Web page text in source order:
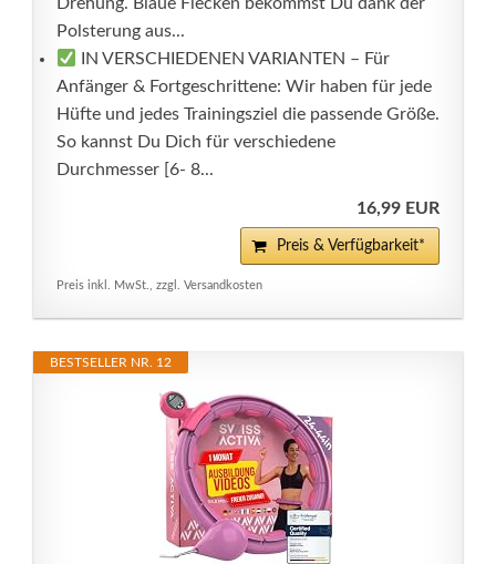
Polsterung aus...
IN VERSCHIEDENEN VARIANTEN – Für
Anfänger & Fortgeschrittene: Wir haben für jede
Hüfte und jedes Trainingsziel die passende Größe.
So kannst Du Dich für verschiedene
Durchmesser [6- 8...
16,99 EUR
Preis & Verfügbarkeit*
Preis inkl. MwSt., zzgl. Versandkosten
BESTSELLER NR. 12